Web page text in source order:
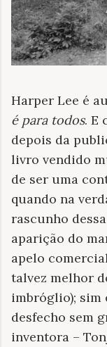
Harper Lee é
é para todos. E
depois da
livro vendido
de ser uma
quando na
rascunho
aparição do
apelo
talvez melhor
imbróglio); sim
desfecho sem
inventora –